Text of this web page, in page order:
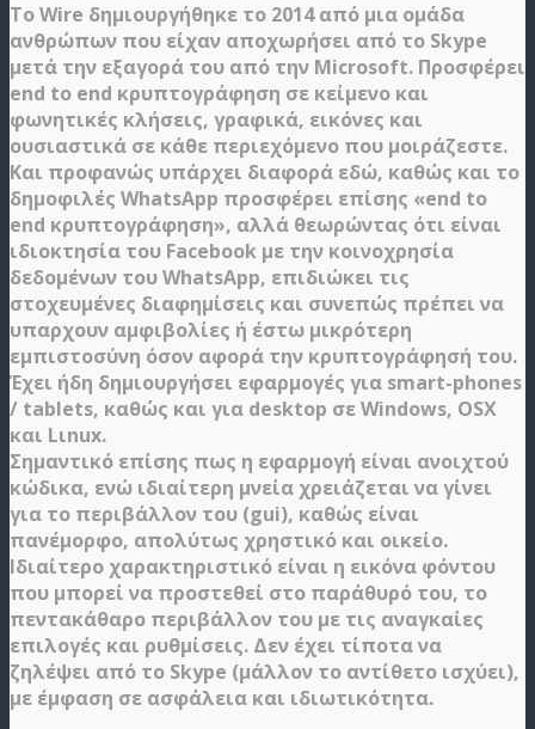
Το Wire δημιουργήθηκε το 2014 από μια ομάδα
ανθρώπων που είχαν αποχωρήσει από το Skype
μετά την εξαγορά του από την Microsoft. Προσφέρει
end to end κρυπτογράφηση σε κείμενο και
φωνητικές κλήσεις, γραφικά, εικόνες και
ουσιαστικά σε κάθε περιεχόμενο που μοιράζεστε.
Και προφανώς υπάρχει διαφορά εδώ, καθώς και το
δημοφιλές WhatsApp προσφέρει επίσης «end to
end κρυπτογράφηση», αλλά θεωρώντας ότι είναι
ιδιοκτησία του Facebook με την κοινοχρησία
δεδομένων του WhatsApp, επιδιώκει τις
στοχευμένες διαφημίσεις και συνεπώς πρέπει να
υπαρχουν αμφιβολίες ή έστω μικρότερη
εμπιστοσύνη όσον αφορά την κρυπτογράφησή του.
Έχει ήδη δημιουργήσει εφαρμογές για smart-phones
/ tablets, καθώς και για desktop σε Windows, OSX
και Lιnux.
Σημαντικό επίσης πως η εφαρμογή είναι ανοιχτού
κώδικα, ενώ ιδιαίτερη μνεία χρειάζεται να γίνει
για το περιβάλλον του (gui), καθώς είναι
πανέμορφο, απολύτως χρηστικό και οικείο.
Ιδιαίτερο χαρακτηριστικό είναι η εικόνα φόντου
που μπορεί να προστεθεί στο παράθυρό του, το
πεντακάθαρο περιβάλλον του με τις αναγκαίες
επιλογές και ρυθμίσεις. Δεν έχει τίποτα να
ζηλέψει από το Skype (μάλλον το αντίθετο ισχύει),
με έμφαση σε ασφάλεια και ιδιωτικότητα.